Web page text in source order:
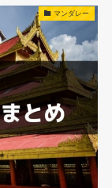
マンダレー